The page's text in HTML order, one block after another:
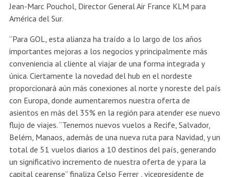
Jean-Marc Pouchol, Director General Air France KLM para
América del Sur.
“Para GOL, esta alianza ha traído a lo largo de los años
importantes mejoras a los negocios y principalmente más
conveniencia al cliente al viajar de una forma integrada y
única. Ciertamente la novedad del hub en el nordeste
proporcionará aún más conexiones al norte y noreste del país
con Europa, donde aumentaremos nuestra oferta de
asientos en más del 35% en la región para atender ese nuevo
flujo de viajes. “Tenemos nuevos vuelos a Recife, Salvador,
Belém, Manaos, además de una nueva ruta para Navidad, y un
total de 51 vuelos diarios a 10 destinos del país, generando
un significativo incremento de nuestra oferta de y para la
capital cearense” finaliza Celso Ferrer , vicepresidente de